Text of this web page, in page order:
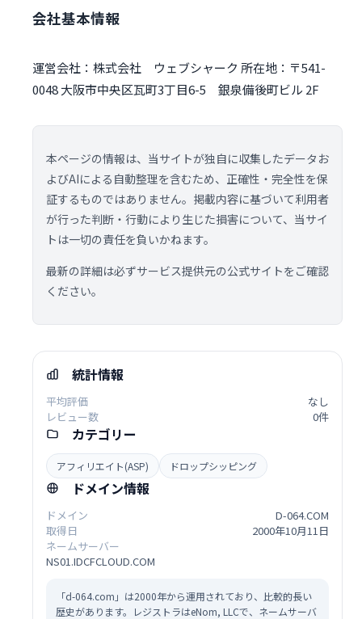
会社基本情報
運営会社：株式会社 ウェブシャーク 所在地：〒541-
0048 大阪市中央区瓦町3丁目6-5 銀泉備後町ビル 2F
本ページの情報は、当サイトが独自に収集したデータお
よびAIによる自動整理を含むため、正確性・完全性を保
証するものではありません。掲載内容に基づいて利用者
が行った判断・行動により生じた損害について、当サイ
トは一切の責任を負いかねます。
最新の詳細は必ずサービス提供元の公式サイトをご確認
ください。
統計情報
平均評価
なし
レビュー数
0件
カテゴリー
アフィリエイト(ASP) ドロップシッピング
ドメイン情報
ドメイン
D-064.COM
取得日
2000年10月11日
ネームサーバー
NS01.IDCFCLOUD.COM
「d-064.com」は2000年から運用されており、比較的長い
歴史があります。レジストラはeNom, LLCで、ネームサーバ